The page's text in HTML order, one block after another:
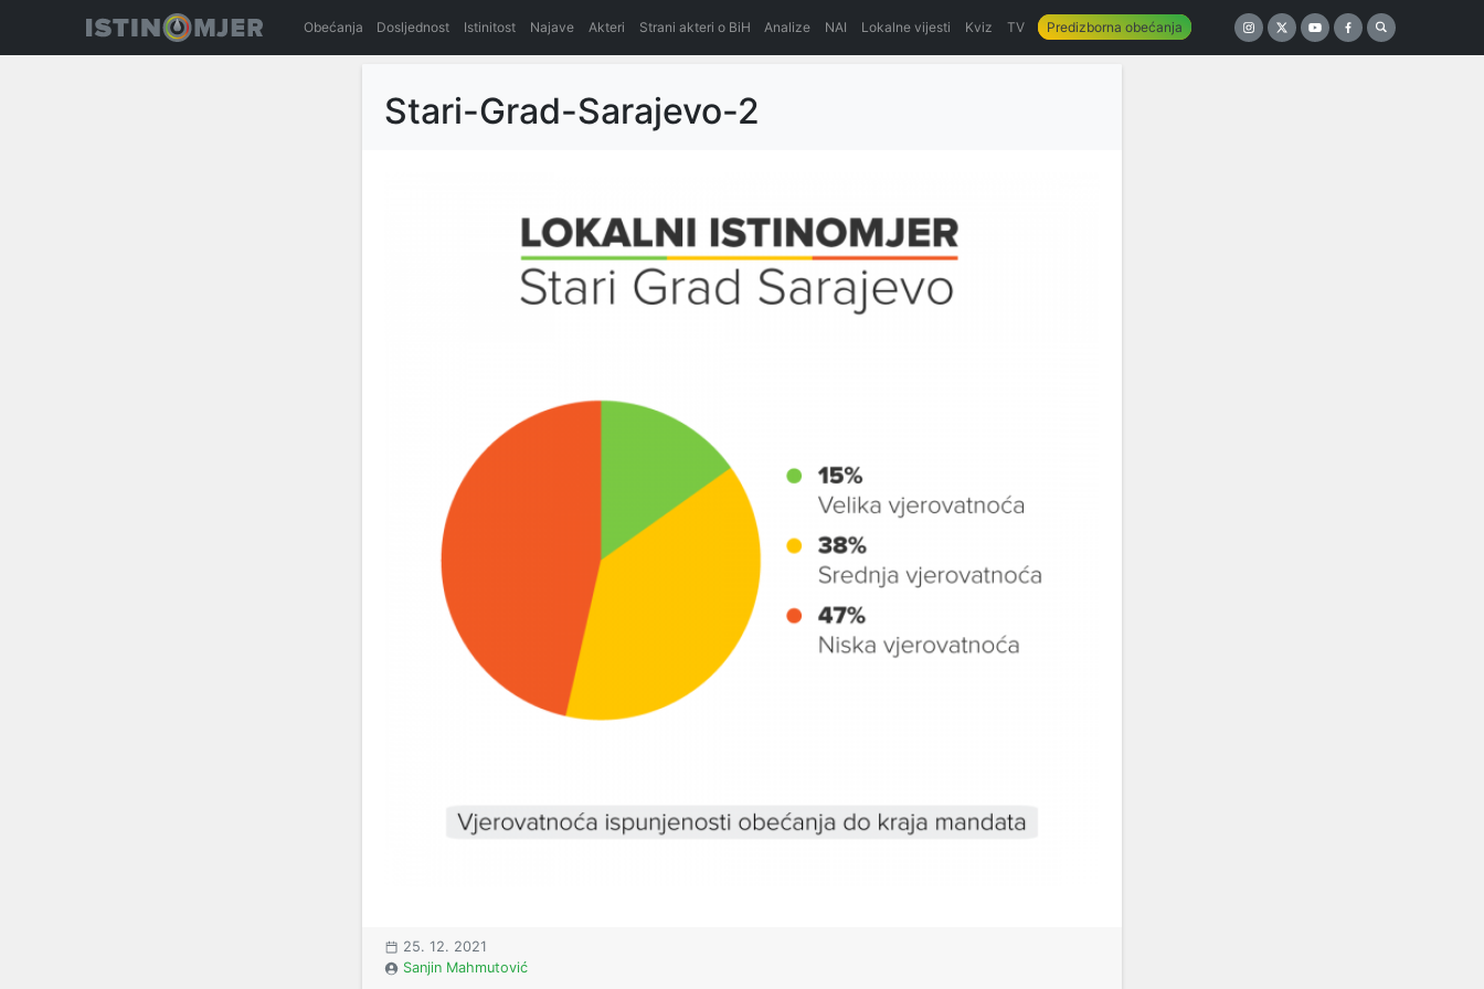
Obećanja Dosljednost Istinitost Najave Akteri Strani akteri o BiH Analize NAI Lokalne vijesti Kviz TV Predizborna obećanja
Stari-Grad-Sarajevo-2
25. 12. 2021
Sanjin Mahmutović